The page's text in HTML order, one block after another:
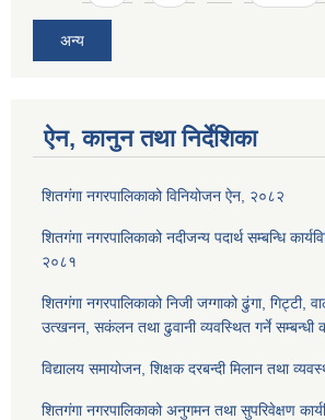
अन्य
ऐन, कानुन तथा निर्देशिका
शितगंगा नगरपालिकाको विनियोजन ऐन, २०८२
शितगंगा नगरपालिकाको नदीजन्य पदार्थ सम्बन्धि
२०८१
शितगंगा नगरपालिकाको निजी जग्गाको ढुंगा, गिट्टी,
उत्खनन, सकंलन तथा ढुवानी व्यवस्थित गर्ने सम्बन्धी
विद्यालय समायोजन, शिक्षक दरबन्दी मिलान तथा
शितगंगा नगरपालिकाको अनुगमन तथा सुपरिवेक्षण